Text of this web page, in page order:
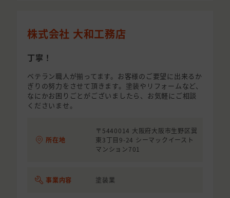
株式会社 大和工務店
丁寧！
ベテラン職人が揃ってます。お客様のご要望に出来るか
ぎりの努力をさせて頂きます。塗装やリフォームなど、
なにかお困りごとがございましたら、お気軽にご相談
くださいませ。
所在地
〒5440014 大阪府大阪市生野区巽
東3丁目9-24 シーマックイースト
マンション701
事業内容 塗装業